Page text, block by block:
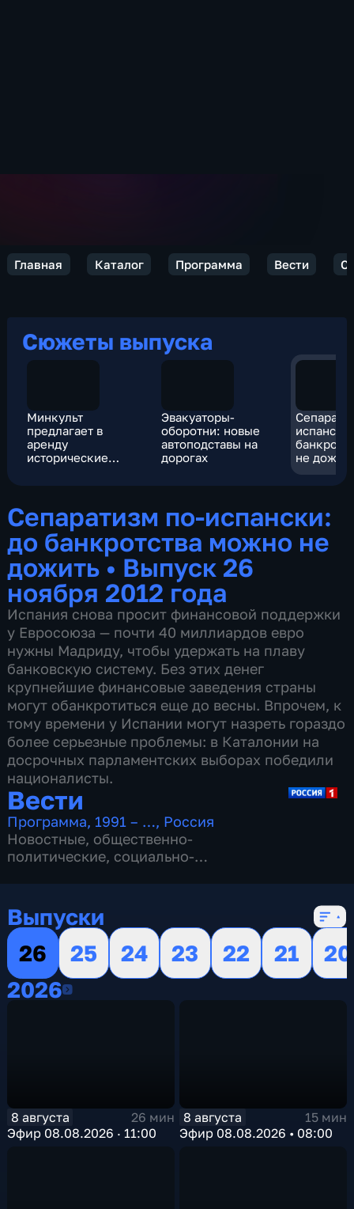
Главная Каталог Программа Вести
Сюжеты выпуска
Минкульт
предлагает в
аренду
исторические
Эвакуаторы-
оборотни: новые
автоподставы на
дорогах
не
Сепаратизм по-испански:
до банкротства можно не
дожить• Выпуск 26
ноября 2012 года
Испания снова просит финансовой поддержки
у Евросоюза — почти 40 миллиардов евро
нужны Мадриду, чтобы удержать на плаву
банковскую систему. Без этих денег
крупнейшие финансовые заведения страны
могут обанкротиться еще до весны. Впрочем, к
тому времени у Испании могут назреть гораздо
более серьезные проблемы: в Каталонии на
досрочных парламентских выборах победили
националисты.
Вести
Программа, 1991 – …, Россия
Новостные, общественно-
политические, социально-
Выпуски
26
25 24 23 22 21
20
20262026
8 августа
26 мин
Эфир 08.08.2026 · 11:00
8 августа
15 мин
Эфир 08.08.2026 • 08:00